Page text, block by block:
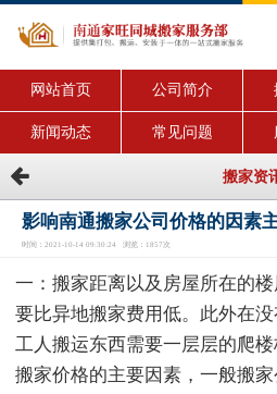
网站首页 公司简介
新闻动态 常见问题
搬家资
影响南通搬家公司价格的因素
时间：2021-10-14 09:30:24 浏览：1857次
一：搬家距离以及房屋所在的
要比异地搬家费用低。此外在
工人搬运东西需要一层层的爬
搬家价格的主要因素，一般搬